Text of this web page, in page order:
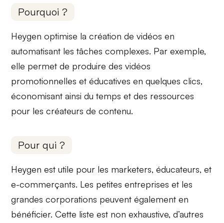
Pourquoi ?
Heygen optimise lacréation de vidéos en
automatisant les tâches complexes. Par exemple,
elle permet de produire des vidéos
promotionnelles et éducatives en quelques clics,
économisant ainsi du temps et des ressources
pour les créateurs de contenu.
Pour qui ?
Heygen est utile pour les marketers, éducateurs, et
e-commerçants. Les petites entreprises et les
grandes corporations peuvent également en
bénéficier. Cette liste est non exhaustive, d’autres